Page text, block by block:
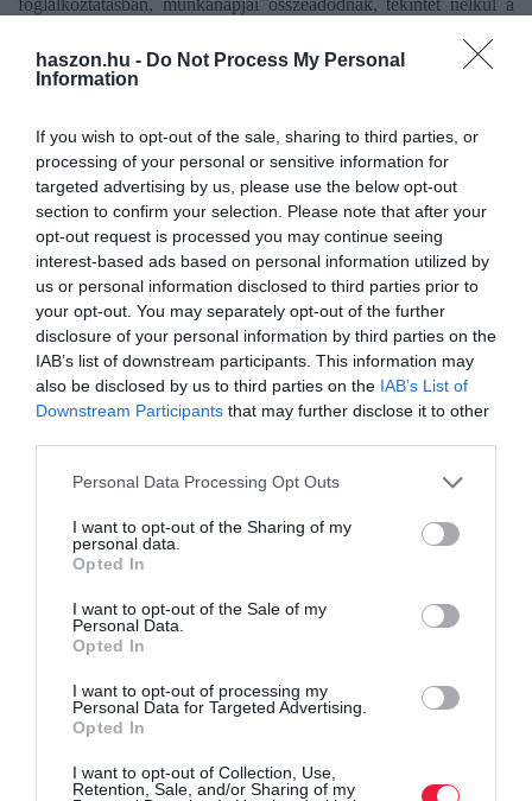
haszon.hu - Do Not Process My Personal
Information
If you wish to opt-out of the sale, sharing to third parties, or
processing of your personal or sensitive information for
targeted advertising by us, please use the below opt-out
section to confirm your selection. Please note that after your
opt-out request is processed you may continue seeing
interest-based ads based on personal information utilized by
us or personal information disclosed to third parties prior to
your opt-out. You may separately opt-out of the further
disclosure of your personal information by third parties on the
IAB’s list of downstream participants. This information may
also be disclosed by us to third parties on the IAB’s List of
Downstream Participants that may further disclose it to other
Please note that this website/app uses one or more Google
not limited to your visit or usage behaviour. You may click to
grant or deny consent to Google and its third-party tags to
use your data for below specified purposes in below Google
consent section.
Personal Data Processing Opt Outs
I want to opt-out of the Sharing of my
personal data.
Opted In
I want to opt-out of the Sale of my
Personal Data.
Opted In
I want to opt-out of processing my
Personal Data for Targeted Advertising.
Opted In
I want to opt-out of Collection, Use,
Retention, Sale, and/or Sharing of my
foglalkoztatásban, munkanapjai összeadódnak, tekintet nélkül a
A júliusi változás mellett az alkalmi munkára vonatkozó időbeli
között összesen legfeljebb 5 egymást követő napig, egy hónapon
belül összesen legfeljebb 15 napig, egy éven belül pedig összesen
90 napig létesíthető határozott időre szóló munkaviszony. Emellett
2025-ben érvényben marad, hogy idénymunka esetén azonos
felek között az évi 120 napot nem haladhatja meg a munkanapok
száma.
A NAV szerint érdemes felkészülni a változásra, még akkor is, ha
idén nem kell arányosítani,vagyis a teljes évre járó kerettel, a
120 nappal lehet számolni a július 1. és december 31. közötti
időszakban -írtuka változás kapcsán.
Olvasd el ezt is!
Szedd magad: ezek a legjobb sárgabarack
lelőhelyek
Ázsiai vendégmunkások lepték el a magyar
gyümölcsösöket
adó nav kistermelő